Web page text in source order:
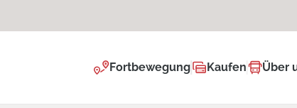
Fortbewegung Kaufen Über